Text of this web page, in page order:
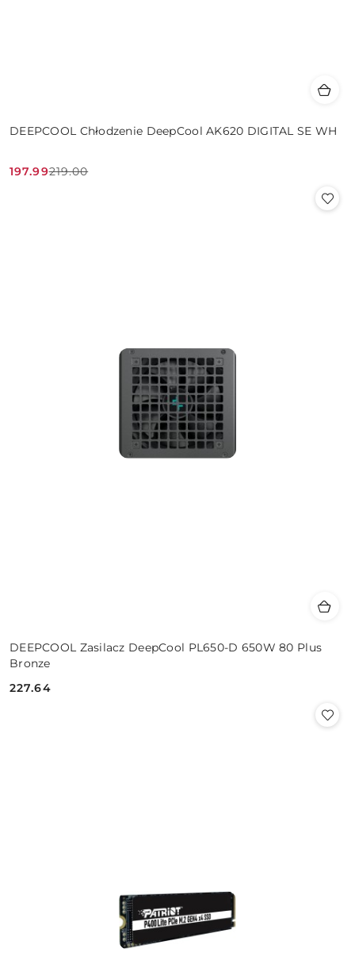
DEEPCOOL Chłodzenie DeepCool AK620 DIGITAL SE WH
Cena
197.99
Cena
219.00
DEEPCOOL Zasilacz DeepCool PL650-D 650W 80 Plus
Bronze
Cena:
227.64